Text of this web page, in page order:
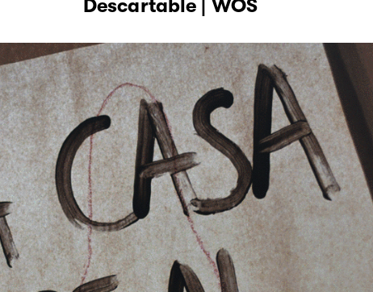
Descartable | WOS